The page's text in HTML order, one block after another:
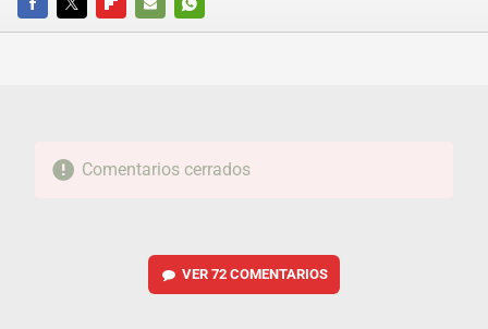
FACEBOOKTWITTERFLIPBOARD
E-
WHATSAPP
Comentarios cerrados
VER 72 COMENTARIOS